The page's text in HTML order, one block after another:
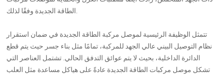
الطاقة الجديدة وفقًا لذلك.
تتمثل الوظيفة الرئيسية لموصل مركبة الطاقة الجديدة في ضمان استقرار
نظام التوصيل البيني عالي الجهد للمركبة، تمامًا مثل بناء جسر حيث يتم قطع
الدائرة الداخلية، بحيث لا يتم عوائق التدفق الحالي. تشتمل العناصر التي
تشكل موصل مركبات الطاقة الجديدة عادةً على هياكل مساعدة مثل العلب